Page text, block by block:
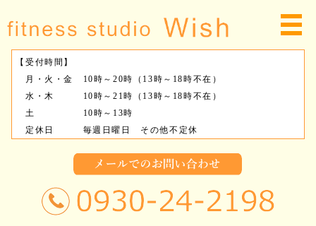
【受付時間】
月・火・金 10時～20時（13時～18時不在）
水・木 10時～21時（13時～18時不在）
土 10時～13時
定休日 毎週日曜日 その他不定休